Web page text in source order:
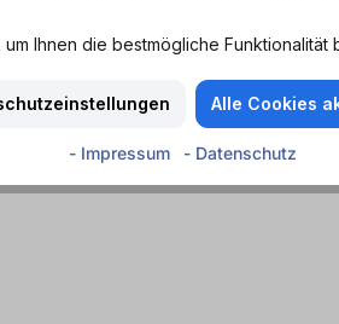
Ihnen die bestmögliche Funktionalität
Alle Cookies
- Impressum - Datenschutz